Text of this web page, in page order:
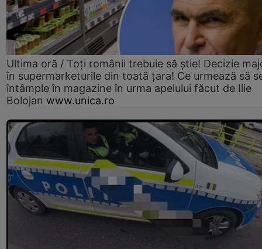
Ultima oră / Toți românii trebuie să știe! Decizie
în supermarketurile din toată țara! Ce urmează să
întâmple în magazine în urma apelului făcut de Ilie
Bolojan www.unica.ro